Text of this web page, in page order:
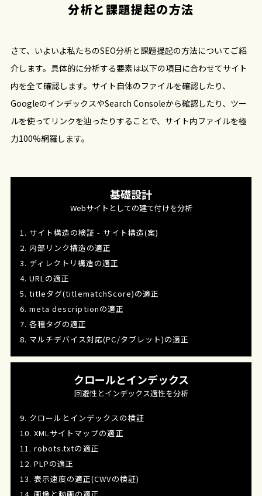
分析と課題提起の方法
さて、いよいよ私たちのSEO分析と課題提起の方法についてご紹
介します。具体的に分析する要素は以下の項目に合わせてサイト
内を全て確認します。サイト自体のファイルを確認したり、
GoogleのインデックスやSearch Consoleから確認したり、ツー
ルを使ってリンクを辿ったりすることで、サイト内ファイルを極
力100%網羅します。
基礎設計
Webサイトとしての建て付けを分析
1. サイト構造の検証 - サイト構造(案)
2. 内部リンク構造の適正
3. ディレクトリ構造の適正
4. URLの適正
5. titleタグ(titlematchScore)の適正
6. meta descriptionの適正
7. 各種タグの適正
8. マルチデバイス対応(PC/タブレット)の適正
クロールとインデックス
回遊性とインデックス適性を分析
9. クロールとインデックスの検証
10. XMLサイトマップの適正
11. robots.txtの適正
12. PLPの適正
13. 表示速度の適正(CWVの検証)
14. 画像と動画の適正